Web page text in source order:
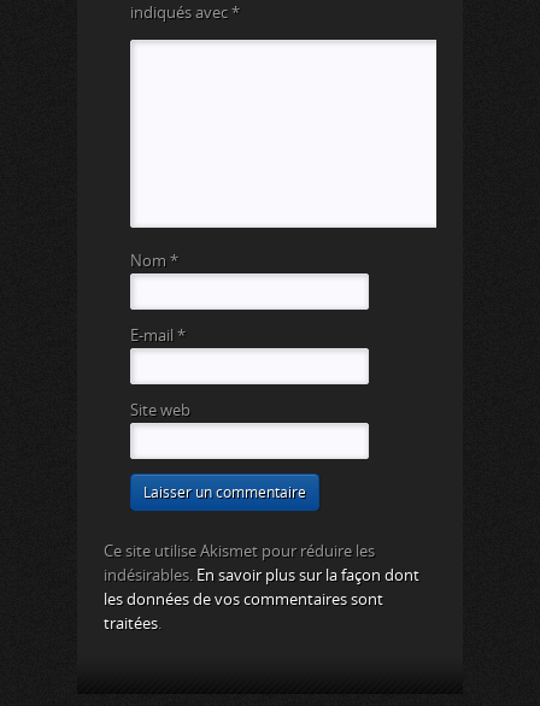
indiqués avec *
Nom *
E-mail *
Site web
Ce site utilise Akismet pour réduire les
indésirables. En savoir plus sur la façon dont
les données de vos commentaires sont
traitées